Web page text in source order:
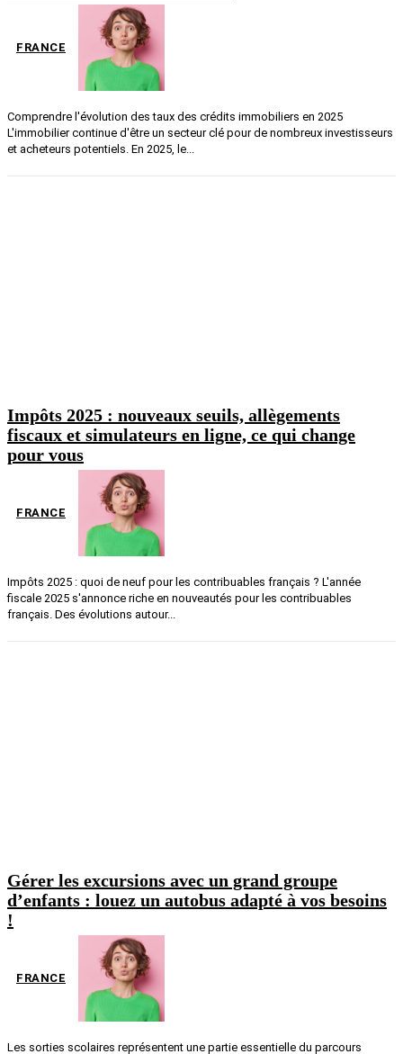
FRANCE
Comprendre l'évolution des taux des crédits immobiliers en 2025
L'immobilier continue d'être un secteur clé pour de nombreux investisseurs
et acheteurs potentiels. En 2025, le...
Impôts 2025 : nouveaux seuils, allègements
fiscaux et simulateurs en ligne, ce qui change
pour vous
FRANCE
Impôts 2025 : quoi de neuf pour les contribuables français ? L'année
fiscale 2025 s'annonce riche en nouveautés pour les contribuables
français. Des évolutions autour...
Gérer les excursions avec un grand groupe
d’enfants : louez un autobus adapté à vos besoins
!
FRANCE
Les sorties scolaires représentent une partie essentielle du parcours